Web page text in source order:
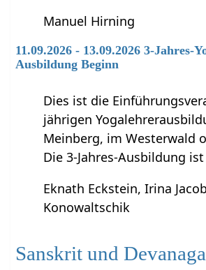
Manuel Hirning
11.09.2026 - 13.09.2026 3-Jahres-
Ausbildung Beginn
Dies ist die
jährigen
Meinberg, im Westerwald
Die 3-Jahres-Ausbildung
Eknath Eckstein, Irina
Konowaltschik
Sanskrit und